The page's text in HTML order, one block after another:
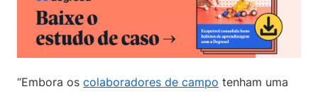
“Embora os colaboradores de campo tenham uma